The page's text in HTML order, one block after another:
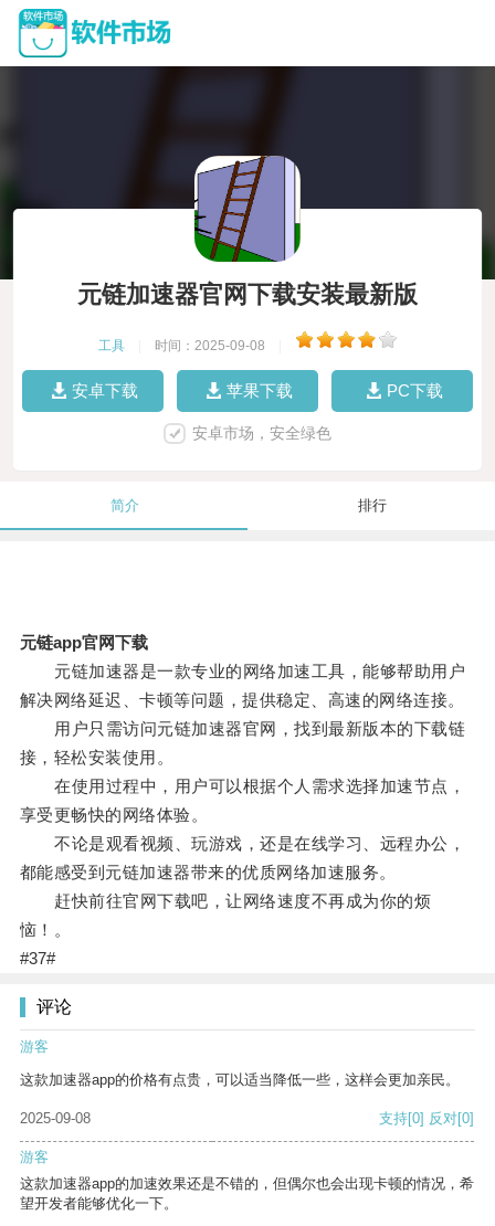
元链加速器官网下载安装最新版
工具 时间：2025-09-08
安卓下载 苹果下载 PC下载
安卓市场，安全绿色
简介 排行
元链app官网下载
元链加速器是一款专业的网络加速工具，能够帮助用户
解决网络延迟、卡顿等问题，提供稳定、高速的网络连接。
用户只需访问元链加速器官网，找到最新版本的下载链
接，轻松安装使用。
在使用过程中，用户可以根据个人需求选择加速节点，
享受更畅快的网络体验。
不论是观看视频、玩游戏，还是在线学习、远程办公，
都能感受到元链加速器带来的优质网络加速服务。
赶快前往官网下载吧，让网络速度不再成为你的烦
恼！。
#37#
评论
游客
这款加速器app的价格有点贵，可以适当降低一些，这样会更加亲民。
2025-09-08 支持[0] 反对[0]
游客
这款加速器app的加速效果还是不错的，但偶尔也会出现卡顿的情况，希
望开发者能够优化一下。